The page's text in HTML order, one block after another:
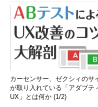
カーセンサー、ゼクシィのサ
が取り入れている「アダプテ
UX」とは何か (1/2)